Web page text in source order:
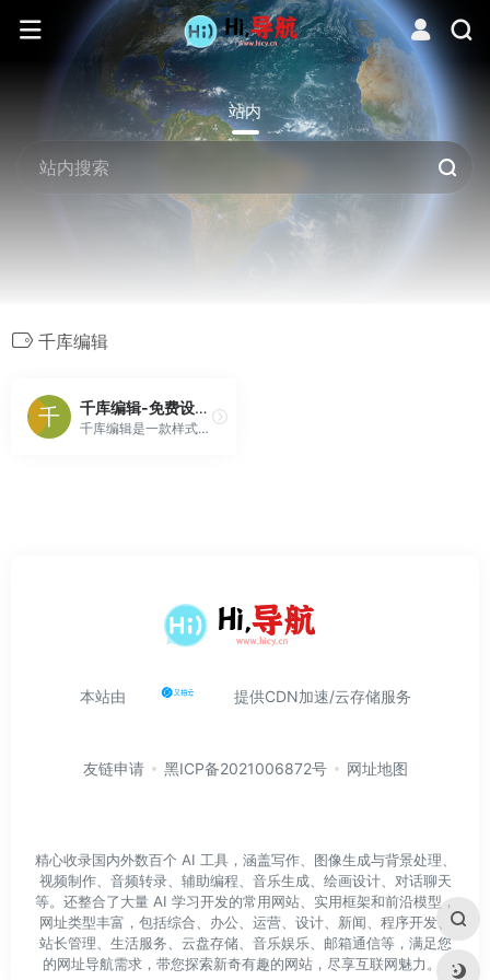
站内
千库编辑
千库编辑-免费设计模板素材-在线PS图片编辑器-版权素材极简设计神器
千库编辑是一款样式丰富的在线ps图片编辑器,可提供微信编辑器功能,在线ps照片处理,视频制作设计,gif模板设计,在线搞定图片设计,淘宝模板制作,平面设计,海报设计,在线图片处理等功能。千库编辑作图操作简单，一站式满足设计需求,帮助企业视觉营销投入成本更低。
本站由 提供CDN加速/云存储服务
友链申请 黑ICP备2021006872号 网址地图
精心收录国内外数百个 AI 工具，涵盖写作、图像生成与背景处理、
视频制作、音频转录、辅助编程、音乐生成、绘画设计、对话聊天
等。还整合了大量 AI 学习开发的常用网站、实用框架和前沿模型，
网址类型丰富，包括综合、办公、运营、设计、新闻、程序开发、
站长管理、生活服务、云盘存储、音乐娱乐、邮箱通信等，满足您
的网址导航需求，带您探索新奇有趣的网站，尽享互联网魅力。